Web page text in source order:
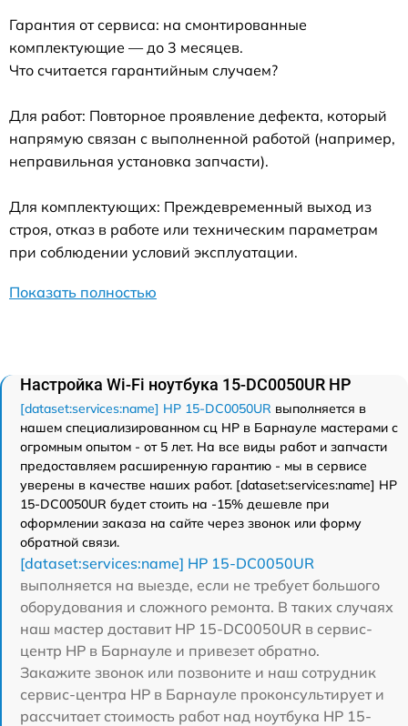
Гарантия от сервиса: на смонтированные
комплектующие — до 3 месяцев.
Что считается гарантийным случаем?
Для работ: Повторное проявление дефекта, который
напрямую связан с выполненной работой (например,
неправильная установка запчасти).
Для комплектующих: Преждевременный выход из
строя, отказ в работе или техническим параметрам
при соблюдении условий эксплуатации.
Показать полностью
Настройка Wi-Fi ноутбука 15-DC0050UR HP
[dataset:services:name] HP 15-DC0050UR выполняется в
нашем специализированном сц HP в Барнауле мастерами с
огромным опытом - от 5 лет. На все виды работ и запчасти
предоставляем расширенную гарантию - мы в сервисе
уверены в качестве наших работ. [dataset:services:name] HP
15-DC0050UR будет стоить на -15% дешевле при
оформлении заказа на сайте через звонок или форму
обратной связи.
[dataset:services:name] HP 15-DC0050UR
выполняется на выезде, если не требует большого
оборудования и сложного ремонта. В таких случаях
наш мастер доставит HP 15-DC0050UR в сервис-
центр HP в Барнауле и привезет обратно.
Закажите звонок или позвоните и наш сотрудник
сервис-центра HP в Барнауле проконсультирует и
рассчитает стоимость работ над ноутбука HP 15-